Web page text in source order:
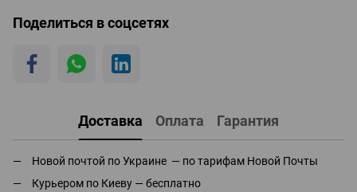
Поделиться в соцсетях
Доставка Оплата Гарантия
Новой почтой по Украине — по тарифам Новой Почты
Курьером по Киеву — бесплатно